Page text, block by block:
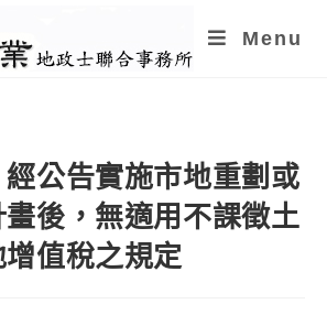
Menu
公告實施市地重劃或
後，無適用不課徵土
值稅之規定